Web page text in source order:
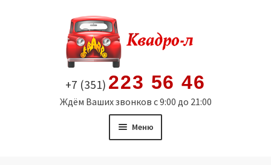
содержимому
+7 (351) 223 56 46
Ждём Ваших звонков с 9:00 до 21:00
Меню